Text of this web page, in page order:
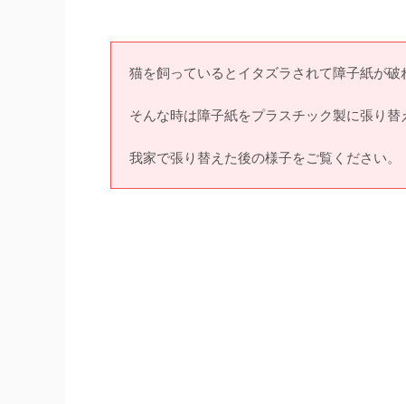
猫を飼っているとイタズラされて障子紙が破
そんな時は障子紙をプラスチック製に張り替
我家で張り替えた後の様子をご覧ください。